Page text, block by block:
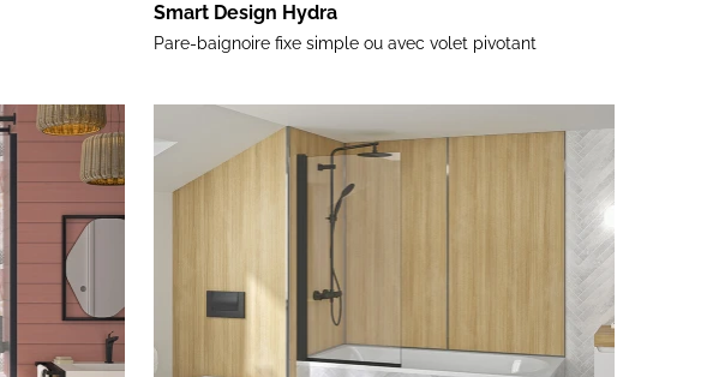
Smart Design Hydra
Pare-baignoire fixe simple ou avec volet pivotant